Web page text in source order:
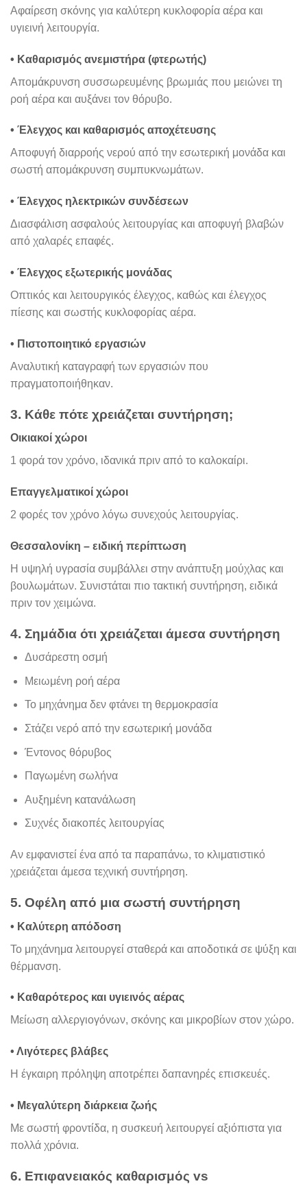
Αφαίρεση σκόνης για καλύτερη κυκλοφορία αέρα και
υγιεινή λειτουργία.
• Καθαρισμός ανεμιστήρα (φτερωτής)
Απομάκρυνση συσσωρευμένης βρωμιάς που μειώνει τη
ροή αέρα και αυξάνει τον θόρυβο.
• Έλεγχος και καθαρισμός αποχέτευσης
Αποφυγή διαρροής νερού από την εσωτερική μονάδα και
σωστή απομάκρυνση συμπυκνωμάτων.
• Έλεγχος ηλεκτρικών συνδέσεων
Διασφάλιση ασφαλούς λειτουργίας και αποφυγή βλαβών
από χαλαρές επαφές.
• Έλεγχος εξωτερικής μονάδας
Οπτικός και λειτουργικός έλεγχος, καθώς και έλεγχος
πίεσης και σωστής κυκλοφορίας αέρα.
• Πιστοποιητικό εργασιών
Αναλυτική καταγραφή των εργασιών που
πραγματοποιήθηκαν.
3. Κάθε πότε χρειάζεται συντήρηση;
Οικιακοί χώροι
1 φορά τον χρόνο, ιδανικά πριν από το καλοκαίρι.
Επαγγελματικοί χώροι
2 φορές τον χρόνο λόγω συνεχούς λειτουργίας.
Θεσσαλονίκη – ειδική περίπτωση
Η υψηλή υγρασία συμβάλλει στην ανάπτυξη μούχλας και
βουλωμάτων. Συνιστάται πιο τακτική συντήρηση, ειδικά
πριν τον χειμώνα.
4. Σημάδια ότι χρειάζεται άμεσα συντήρηση
Δυσάρεστη οσμή
Μειωμένη ροή αέρα
Το μηχάνημα δεν φτάνει τη θερμοκρασία
Στάζει νερό από την εσωτερική μονάδα
Έντονος θόρυβος
Παγωμένη σωλήνα
Αυξημένη κατανάλωση
Συχνές διακοπές λειτουργίας
Αν εμφανιστεί ένα από τα παραπάνω, το κλιματιστικό
χρειάζεται άμεσα τεχνική συντήρηση.
5. Οφέλη από μια σωστή συντήρηση
• Καλύτερη απόδοση
Το μηχάνημα λειτουργεί σταθερά και αποδοτικά σε ψύξη και
θέρμανση.
• Καθαρότερος και υγιεινός αέρας
Μείωση αλλεργιογόνων, σκόνης και μικροβίων στον χώρο.
• Λιγότερες βλάβες
Η έγκαιρη πρόληψη αποτρέπει δαπανηρές επισκευές.
• Μεγαλύτερη διάρκεια ζωής
Με σωστή φροντίδα, η συσκευή λειτουργεί αξιόπιστα για
πολλά χρόνια.
6. Επιφανειακός καθαρισμός vs